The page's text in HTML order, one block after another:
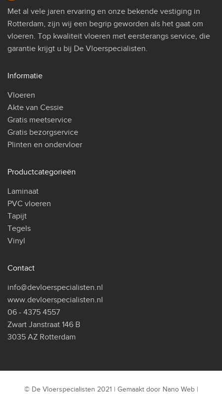
Met al vele jaren ervaring en onze bekende vestiging in
Rotterdam, zijn wij een begrip geworden als het gaat om
vloeren. Top kwaliteit vloeren met eersterangs service, die
garantie krijgt u bij De Vloerspecialisten.
Informatie
Vloeren
Akte van Cessie
Gratis meetservice
Gratis bezorgservice
Plinten en ondervloer
Productcategorieën
Laminaat
PVC vloeren
Tapijt
Tegels
Vinyl
Contact
info@devloerspecialisten.nl
www.devloerspecialisten.nl
06 - 4375 4557
Zwart Janstraat 146 B
3035 AZ Rotterdam
© De Vloerspecialisten 2021 | Gemaakt door Nano Web|